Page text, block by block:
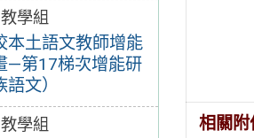
教學組
本土語文教師增能
—第17梯次增能研
文）
教學組 相關附